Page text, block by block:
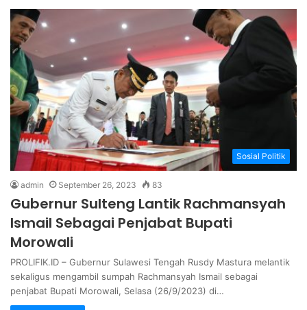
Sosial Politik
admin September 26, 2023 83
Gubernur Sulteng Lantik Rachmansyah
Ismail Sebagai Penjabat Bupati
Morowali
PROLIFIK.ID – Gubernur Sulawesi Tengah Rusdy Mastura melantik
sekaligus mengambil sumpah Rachmansyah Ismail sebagai
penjabat Bupati Morowali, Selasa (26/9/2023) di…